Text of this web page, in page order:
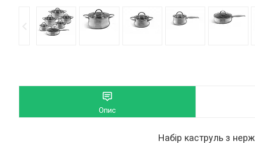
Опис
Набір каструль з